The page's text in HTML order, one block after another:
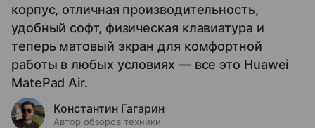
корпус, отличная производительность,
удобный софт, физическая клавиатура и
теперь матовый экран для комфортной
работы в любых условиях — все это Huawei
MatePad Air.
Константин Гагарин
Автор обзоров техники